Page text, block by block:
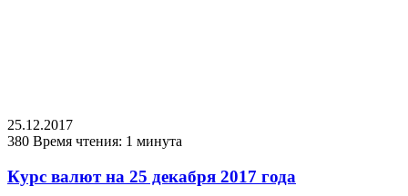
25.12.2017
380 Время чтения: 1 минута
Курс валют на 25 декабря 2017 года